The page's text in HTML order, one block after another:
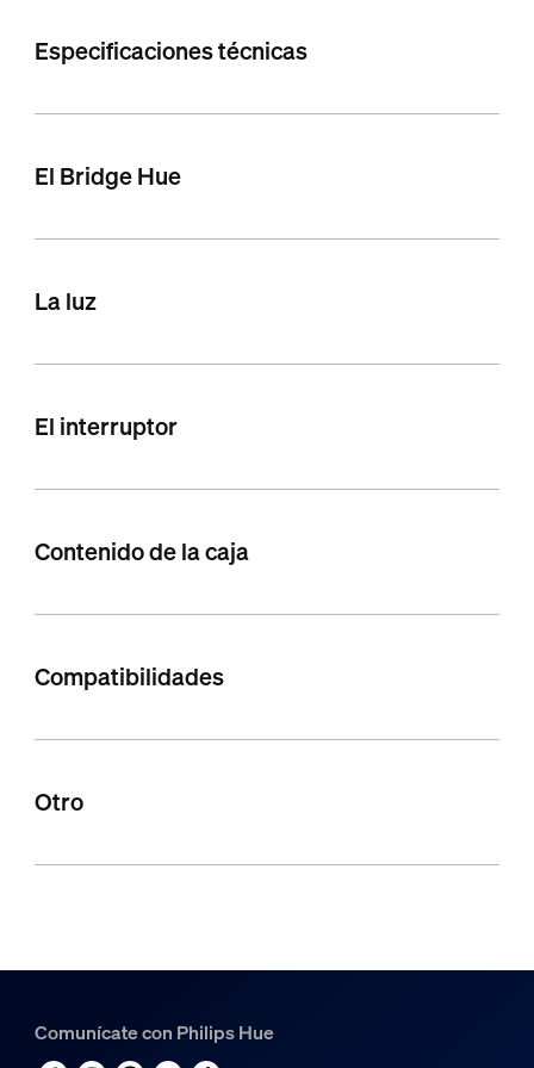
Especificaciones técnicas
El Bridge Hue
La luz
El interruptor
Contenido de la caja
Compatibilidades
Otro
Comunícate con Philips Hue